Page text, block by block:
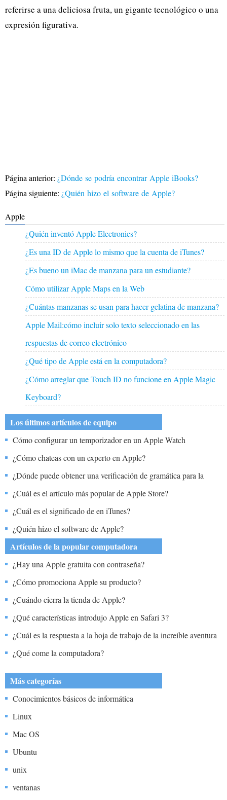
referirse a una deliciosa fruta, un gigante tecnológico o una
expresión figurativa.
Página anterior: ¿Dónde se podría encontrar Apple iBooks?
Página siguiente: ¿Quién hizo el software de Apple?
Apple
¿Quién inventó Apple Electronics?
¿Es una ID de Apple lo mismo que la cuenta de iTunes?
¿Es bueno un iMac de manzana para un estudiante?
Cómo utilizar Apple Maps en la Web
¿Cuántas manzanas se usan para hacer gelatina de manzana?
Apple Mail:cómo incluir solo texto seleccionado en las
respuestas de correo electrónico
¿Qué tipo de Apple está en la computadora?
¿Cómo arreglar que Touch ID no funcione en Apple Magic
Keyboard?
Los últimos artículos de equipo
Cómo configurar un temporizador en un Apple Watch
¿Cómo chateas con un experto en Apple?
¿Dónde puede obtener una verificación de gramática para la
computadora Apple?
¿Cuál es el artículo más popular de Apple Store?
¿Cuál es el significado de en iTunes?
¿Quién hizo el software de Apple?
Artículos de la popular computadora
¿Hay una Apple gratuita con contraseña?
¿Cómo promociona Apple su producto?
¿Cuándo cierra la tienda de Apple?
¿Qué características introdujo Apple en Safari 3?
¿Cuál es la respuesta a la hoja de trabajo de la increíble aventura
de Annie Apple?
¿Qué come la computadora?
Más categorías
Conocimientos básicos de informática
Linux
Mac OS
Ubuntu
unix
ventanas